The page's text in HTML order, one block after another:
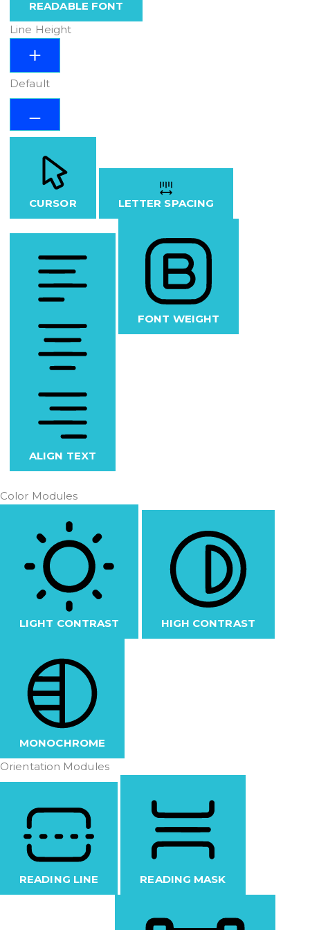
READABLE FONT
Line Height
Default
CURSOR LETTER SPACING
ALIGN TEXT
FONT WEIGHT
Color Modules
LIGHT CONTRAST HIGH CONTRAST
MONOCHROME
Orientation Modules
READING LINE READING MASK